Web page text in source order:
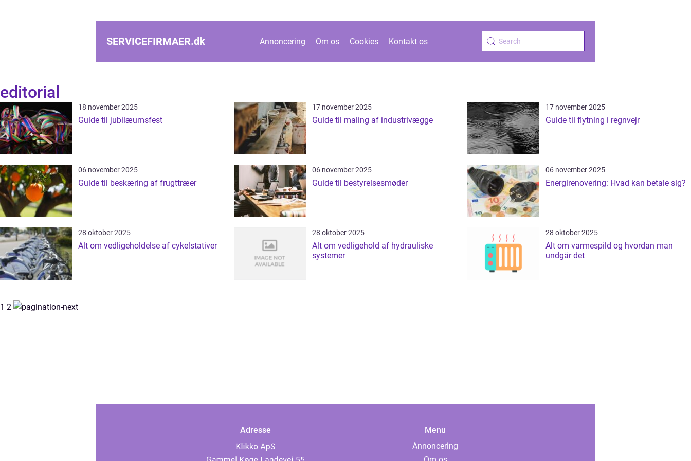
SERVICEFIRMAER.dk Annoncering Om os Cookies Kontakt os
editorial
18 november 2025
Guide til jubilæumsfest
17 november 2025
Guide til maling af industrivægge
17 november 2025
Guide til flytning i regnvejr
06 november 2025
Guide til beskæring af frugttræer
06 november 2025
Guide til bestyrelsesmøder
06 november 2025
Energirenovering: Hvad kan betale sig?
28 oktober 2025
Alt om vedligeholdelse af cykelstativer
28 oktober 2025
Alt om vedligehold af hydrauliske
systemer
28 oktober 2025
Alt om varmespild og hvordan man
undgår det
1 2
Adresse
Menu
Annoncering